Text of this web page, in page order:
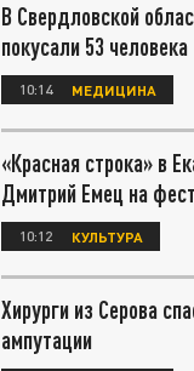
В Свердловской
покусали 53 человека
10:14 МЕДИЦИНА
«Красная строка» в
Дмитрий Емец на
10:12 КУЛЬТУРА
Хирурги из Серова
ампутации